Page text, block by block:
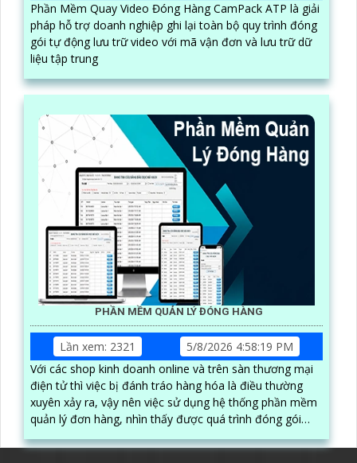
Phần Mềm Quay Video Đóng Hàng CamPack ATP là giải
pháp hỗ trợ doanh nghiệp ghi lại toàn bộ quy trình đóng
gói tự động lưu trữ video với mã vận đơn và lưu trữ dữ
liệu tập trung
PHẦN MỀM QUẢN LÝ ĐÓNG HÀNG
Lần xem: 2321
5/8/2026 4:58:19 PM
Với các shop kinh doanh online và trên sàn thương mại
điện tử thì việc bị đánh tráo hàng hóa là điều thường
xuyên xảy ra, vậy nên việc sử dụng hệ thống phần mềm
quản lý đơn hàng, nhìn thấy được quá trình đóng gói
hàng hóa, kèm theo đấy là quy trình đóng gói cũng
được ghi lại một cách dễ dàng